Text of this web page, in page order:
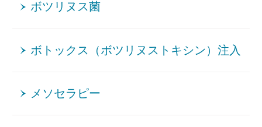
ボツリヌス菌
ボトックス（ボツリヌストキシン）注入
メソセラピー